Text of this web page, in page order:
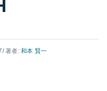
/ 著者:和本 賢一